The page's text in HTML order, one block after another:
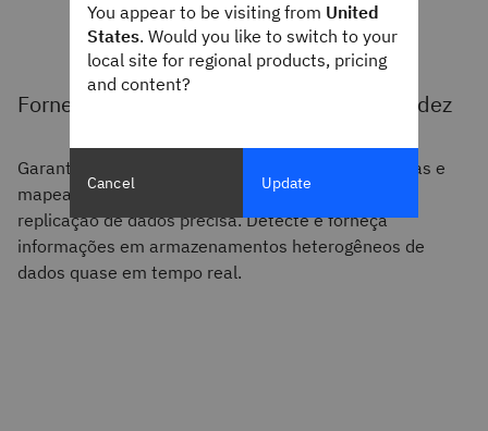
Forneça dados de CDC precisos com rapidez
Garanta que os metadados detalhem as assinaturas e
mapeamentos de replicação para fornecer uma
replicação de dados precisa. Detecte e forneça
informações em armazenamentos heterogêneos de
dados quase em tempo real.
You appear to be visiting from United
States. Would you like to switch to your
local site for regional products, pricing
and content?
Cancel Update